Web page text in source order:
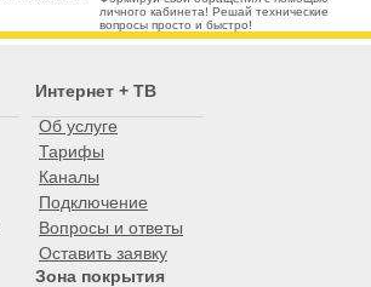
личного кабинета! Решай технические
вопросы просто и быстро!
Интернет + ТВ
Об услуге
Тарифы
Каналы
Подключение
Вопросы и ответы
Оставить заявку
Зона покрытия